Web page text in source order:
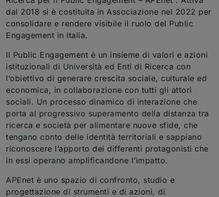
dal 2018 si è costituita in Associazione nel 2022 per
consolidare e rendere visibile il ruolo del Public
Engagement in Italia.
Il Public Engagement è un insieme di valori e azioni
istituzionali di Università ed Enti di Ricerca con
l’obiettivo di generare crescita sociale, culturale ed
economica, in collaborazione con tutti gli attori
sociali. Un processo dinamico di interazione che
porta al progressivo superamento della distanza tra
ricerca e società per alimentare nuove sfide, che
tengano conto delle identità territoriali e sappiano
riconoscere l’apporto dei differenti protagonisti che
in essi operano amplificandone l’impatto.
APEnet è uno spazio di confronto, studio e
progettazione di strumenti e di azioni, di